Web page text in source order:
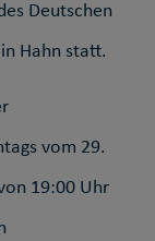
Deutschen
Hahn statt.
vom 29.
19:00 Uhr